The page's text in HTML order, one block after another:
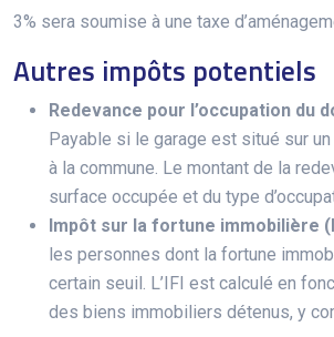
3% sera soumise à une taxe
Autres impôts potentiels
Redevance pour l’occupation du
Payable si le garage est situé sur
à la commune. Le montant de la
surface occupée et du type
Impôt sur la fortune immobilière
les personnes dont la fortune
certain seuil. L’IFI est calculé en
des biens immobiliers détenus, y